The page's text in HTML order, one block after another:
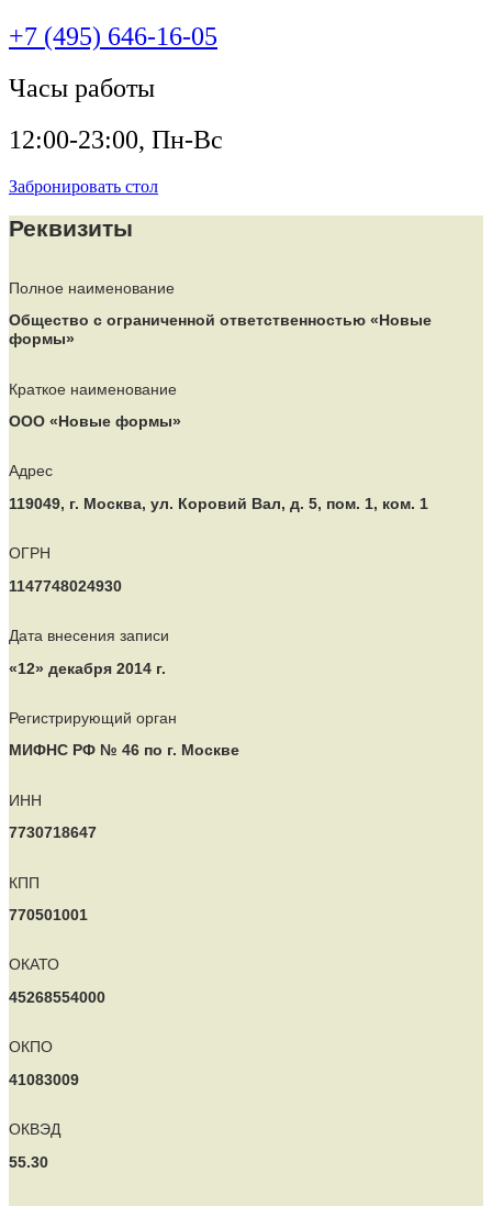
+7 (495) 646-16-05
Часы работы
12:00-23:00, Пн-Вс
Забронировать стол
Реквизиты
Полное наименование
Общество с ограниченной ответственностью «Новые
формы»
Краткое наименование
ООО «Новые формы»
Адрес
119049, г. Москва, ул. Коровий Вал, д. 5, пом. 1, ком. 1
ОГРН
1147748024930
Дата внесения записи
«12» декабря 2014 г.
Регистрирующий орган
МИФНС РФ № 46 по г. Москве
ИНН
7730718647
КПП
770501001
ОКАТО
45268554000
ОКПО
41083009
ОКВЭД
55.30